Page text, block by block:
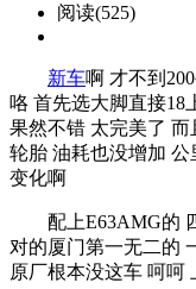
阅读(525)
新车啊 才不到
咯 首先选大脚直接18
果然不错 太完美了 而
轮胎 油耗也没增加
变化啊
配上E63AMG的 四
对的厦门第一无二的
原厂根本没这车 呵呵